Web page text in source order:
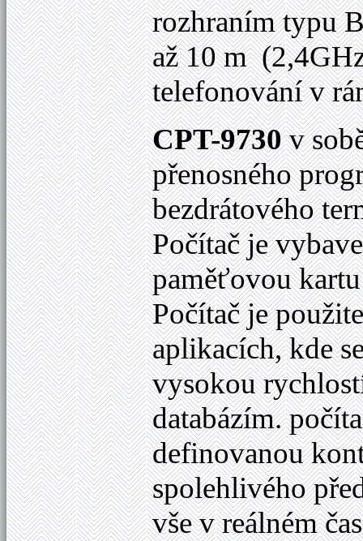
rozhraním typu
až 10 m
telefonování v
CPT-9730v
přenosného
bezdrátového
Počítač je
paměťovou
Počítač je
aplikacích, kde
vysokou
databázím.
definovanou
spolehlivého
vše v reálném